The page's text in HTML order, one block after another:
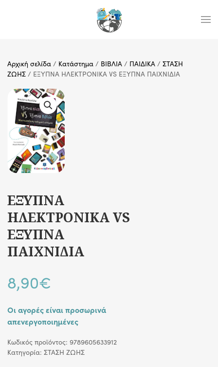
Αρχική σελίδα / Κατάστημα / ΒΙΒΛΙΑ / ΠΑΙΔΙΚΑ / ΣΤΑΣΗ
ΖΩΗΣ / ΕΞΥΠΝΑ ΗΛΕΚΤΡΟΝΙΚΑ VS ΕΞΥΠΝΑ ΠΑΙΧΝΙΔΙΑ
ΕΞΥΠΝΑ
ΗΛΕΚΤΡΟΝΙΚΑ VS
ΕΞΥΠΝΑ
ΠΑΙΧΝΙΔΙΑ
8,90€
Οι αγορές είναι προσωρινά
απενεργοποιημένες
Κωδικός προϊόντος: 9789605633912
Κατηγορία: ΣΤΑΣΗ ΖΩΗΣ